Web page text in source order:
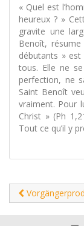
« Quel est
heureux ? »
gravite une
Benoît,
débutants »
tous. Elle ne
perfection, ne
Saint Benoît
vraiment. Pour
Christ » (Ph
Tout ce qu’il y